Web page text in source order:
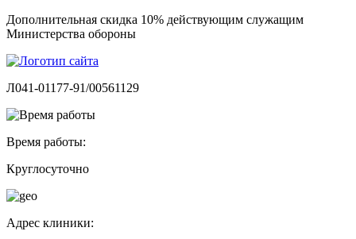
Дополнительная скидка 10% действующим служащим
Министерства обороны
Л041-01177-91/00561129
Время работы:
Круглосуточно
Адрес клиники: